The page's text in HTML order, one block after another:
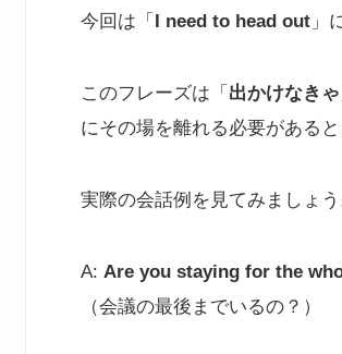
今回は「 I need to head out 」
このフレーズは「 出かけなきゃ
にその場を離れる必要がある
実際の会話例を見てみましょう
A: Are you staying for the
（会議の最後までいるの？）